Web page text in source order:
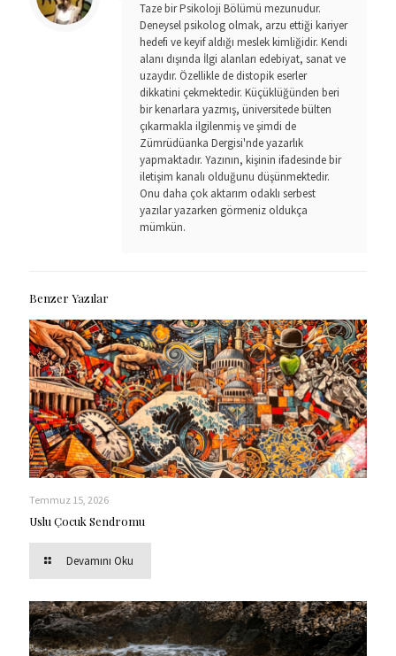
Taze bir Psikoloji Bölümü mezunudur.
Deneysel psikolog olmak, arzu ettiği kariyer
hedefi ve keyif aldığı meslek kimliğidir. Kendi
alanı dışında İlgi alanları edebiyat, sanat ve
uzaydır. Özellikle de distopik eserler
dikkatini çekmektedir. Küçüklüğünden beri
bir kenarlara yazmış, üniversitede bülten
çıkarmakla ilgilenmiş ve şimdi de
Zümrüdüanka Dergisi'nde yazarlık
yapmaktadır. Yazının, kişinin ifadesinde bir
iletişim kanalı olduğunu düşünmektedir.
Onu daha çok aktarım odaklı serbest
yazılar yazarken görmeniz oldukça
mümkün.
Benzer Yazılar
Temmuz 15, 2026
Uslu Çocuk Sendromu
Devamını Oku